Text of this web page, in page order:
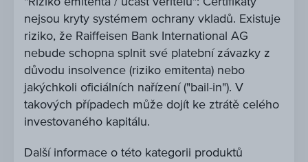
nejsou kryty systémem ochrany vkladů. Existuje
riziko, že Raiffeisen Bank International AG
nebude schopna splnit své platební závazky z
důvodu insolvence (riziko emitenta) nebo
jakýchkoli oficiálních nařízení ("bail-in"). V
takových případech může dojít ke ztrátě celého
investovaného kapitálu.
Další informace o této kategorii produktů